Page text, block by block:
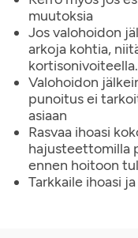
muutoksia
Jos valohoidon
arkoja kohtia,
kortisonivoiteella.
Valohoidon
punoitus ei
asiaan
Rasvaa ihoasi
hajusteettomilla
ennen hoitoon
Tarkkaile ihoasi